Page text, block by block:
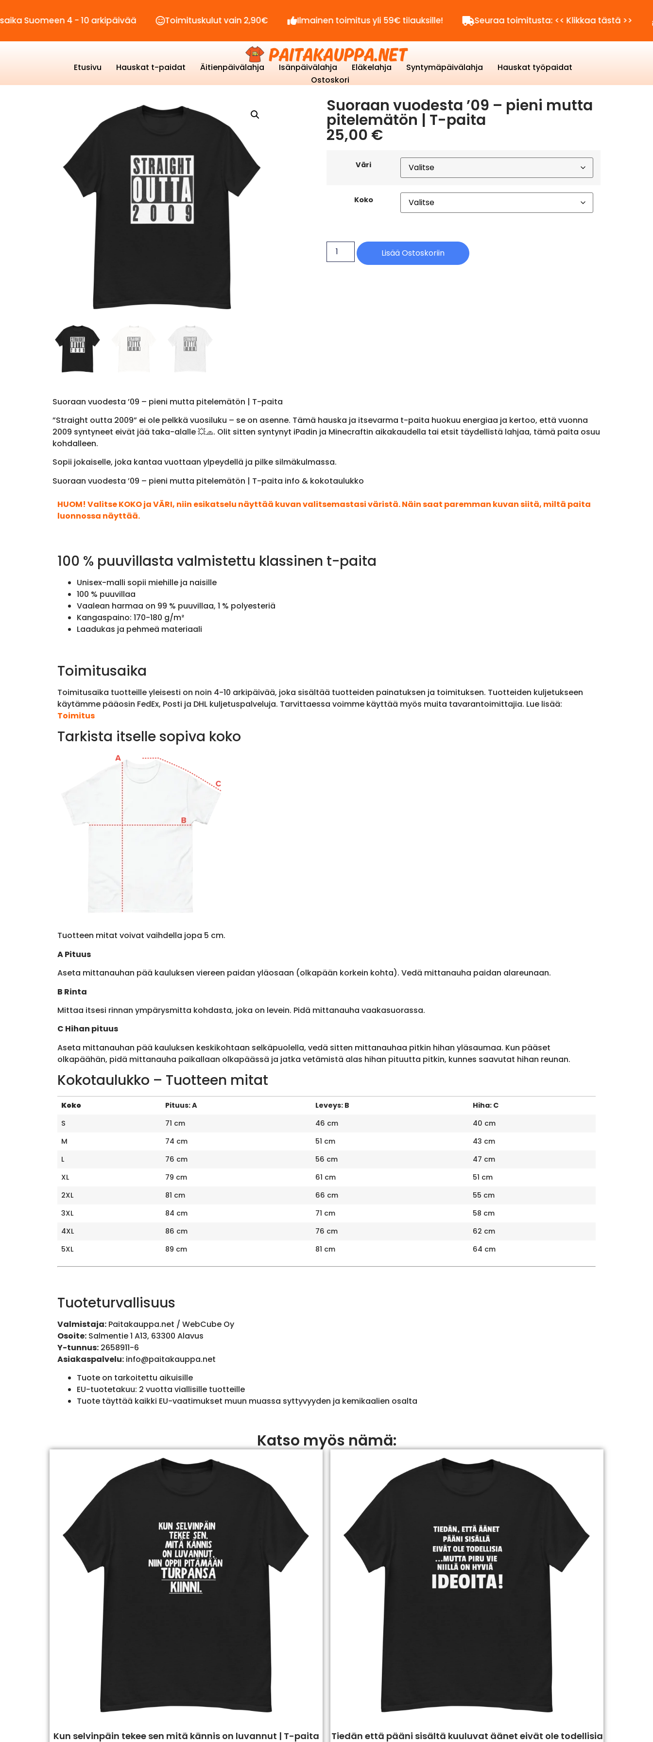
4 - 10 arkipäivää Toimituskulut vain 2,90€ Ilmainen toimitus yli 59€ tilauksille! Seuraa toimitusta: << Klikkaa tästä >>
Etusivu Hauskat t-paidat Äitienpäivälahja Isänpäivälahja Eläkelahja Syntymäpäivälahja
Hauskat työpaidat
Ostoskori
Suoraan vuodesta ’09 – pieni mutta
pitelemätön | T-paita
25,00 €
Väri
Koko
Lisää Ostoskoriin
Suoraan vuodesta ’09 – pieni mutta pitelemätön | T-paita
”Straight outta 2009” ei ole pelkkä vuosiluku – se on asenne. Tämä hauska ja itsevarma t-paita huokuu energiaa ja kertoo, että vuonna
2009 syntyneet eivät jää taka-alalle 💥🧢. Olit sitten syntynyt iPadin ja Minecraftin aikakaudella tai etsit täydellistä lahjaa, tämä paita osuu
kohdalleen.
Sopii jokaiselle, joka kantaa vuottaan ylpeydellä ja pilke silmäkulmassa.
Suoraan vuodesta ’09 – pieni mutta pitelemätön | T-paita info & kokotaulukko
HUOM! Valitse KOKO ja VÄRI, niin esikatselu näyttää kuvan valitsemastasi väristä. Näin saat paremman kuvan siitä, miltä paita
luonnossa näyttää.
100 % puuvillasta valmistettu klassinen t-paita
Unisex-malli sopii miehille ja naisille
100 % puuvillaa
Vaalean harmaa on 99 % puuvillaa, 1 % polyesteriä
Kangaspaino: 170-180 g/m²
Laadukas ja pehmeä materiaali
Toimitusaika
Toimitusaika tuotteille yleisesti on noin 4-10 arkipäivää, joka sisältää tuotteiden painatuksen ja toimituksen. Tuotteiden kuljetukseen
käytämme pääosin FedEx, Posti ja DHL kuljetuspalveluja. Tarvittaessa voimme käyttää myös muita tavarantoimittajia. Lue lisää:
Toimitus
Tarkista itselle sopiva koko
Tuotteen mitat voivat vaihdella jopa 5 cm.
A Pituus
Aseta mittanauhan pää kauluksen viereen paidan yläosaan (olkapään korkein kohta). Vedä mittanauha paidan alareunaan.
B Rinta
Mittaa itsesi rinnan ympärysmitta kohdasta, joka on levein. Pidä mittanauha vaakasuorassa.
C Hihan pituus
Aseta mittanauhan pää kauluksen keskikohtaan selkäpuolella, vedä sitten mittanauhaa pitkin hihan yläsaumaa. Kun pääset
olkapäähän, pidä mittanauha paikallaan olkapäässä ja jatka vetämistä alas hihan pituutta pitkin, kunnes saavutat hihan reunan.
Kokotaulukko – Tuotteen mitat
Koko Pituus: A Leveys: B
Hiha: C
S
71 cm 46 cm
40 cm
M
74 cm 51 cm
43 cm
L
76 cm 56 cm
47 cm
XL
79 cm 61 cm
51 cm
2XL
81 cm 66 cm
55 cm
3XL
84 cm 71 cm
58 cm
4XL
86 cm 76 cm
62 cm
5XL
89 cm 81 cm 64 cm
Tuoteturvallisuus
Valmistaja:Paitakauppa.net / WebCube Oy
Osoite:Salmentie 1 A13, 63300 Alavus
Y-tunnus:2658911-6
Asiakaspalvelu: info@paitakauppa.net
Tuote on tarkoitettu aikuisille
EU-tuotetakuu: 2 vuotta viallisille tuotteille
Tuote täyttää kaikki EU-vaatimukset muun muassa syttyvyyden ja kemikaalien osalta
Katso myös nämä:
Kun selvinpäin tekee sen mitä kännis on luvannut | T-paita
Tiedän että pääni sisältä kuuluvat äänet eivät ole todellisia